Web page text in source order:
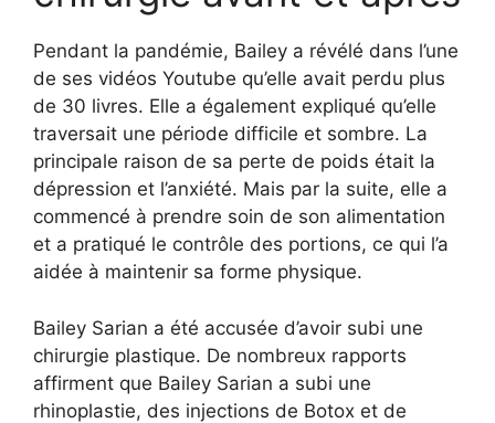
Pendant la pandémie, Bailey a révélé dans l’une
de ses vidéos Youtube qu’elle avait perdu plus
de 30 livres. Elle a également expliqué qu’elle
traversait une période difficile et sombre. La
principale raison de sa perte de poids était la
dépression et l’anxiété. Mais par la suite, elle a
commencé à prendre soin de son alimentation
et a pratiqué le contrôle des portions, ce qui l’a
aidée à maintenir sa forme physique.
Bailey Sarian a été accusée d’avoir subi une
chirurgie plastique. De nombreux rapports
affirment que Bailey Sarian a subi une
rhinoplastie, des injections de Botox et de